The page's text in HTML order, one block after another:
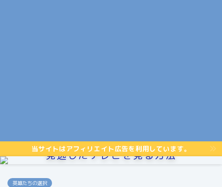
当サイトはアフィリエイト広告を利用しています。
見逃したテレビを見る方法
英雄たちの選択